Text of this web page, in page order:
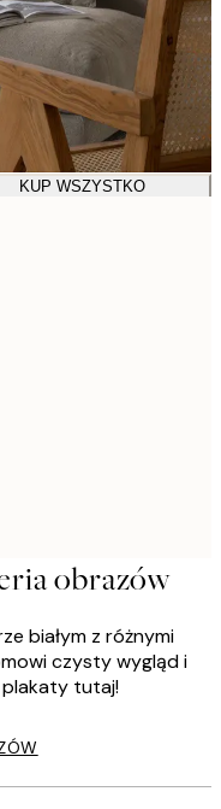
KUP WSZYSTKO
obrazów
białym z różnymi
czysty wygląd i
plakaty tutaj!